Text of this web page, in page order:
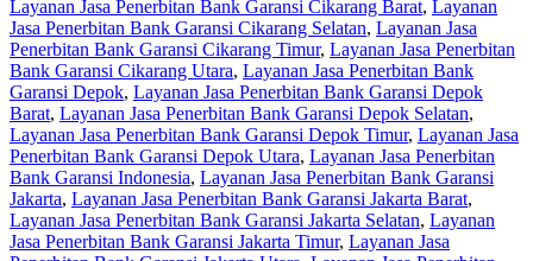
Layanan Jasa Penerbitan Bank Garansi Cikarang Barat, Layanan
Jasa Penerbitan Bank Garansi Cikarang Selatan, Layanan Jasa
Penerbitan Bank Garansi Cikarang Timur, Layanan Jasa Penerbitan
Bank Garansi Cikarang Utara, Layanan Jasa Penerbitan Bank
Garansi Depok, Layanan Jasa Penerbitan Bank Garansi Depok
Barat, Layanan Jasa Penerbitan Bank Garansi Depok Selatan,
Layanan Jasa Penerbitan Bank Garansi Depok Timur, Layanan Jasa
Penerbitan Bank Garansi Depok Utara, Layanan Jasa Penerbitan
Bank Garansi Indonesia, Layanan Jasa Penerbitan Bank Garansi
Jakarta, Layanan Jasa Penerbitan Bank Garansi Jakarta Barat,
Layanan Jasa Penerbitan Bank Garansi Jakarta Selatan, Layanan
Jasa Penerbitan Bank Garansi Jakarta Timur, Layanan Jasa